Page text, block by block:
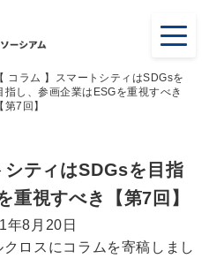
【 コラム 】スマートシティはSDGsを
指し、参画企業はESGを重視すべき
【第7回】
シティはSDGsを目指
重視すべき【第7回】
年8月20日
ロスにコラムを寄稿しまし